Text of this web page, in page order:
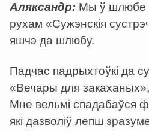
Аляксандр: Мы ў шлюбе
рухам «Сужэнскія
яшчэ да шлюбу.
Падчас падрыхтоўкі да
«Вечары для
Мне вельмі спадабаўся
які дазволіў лепш